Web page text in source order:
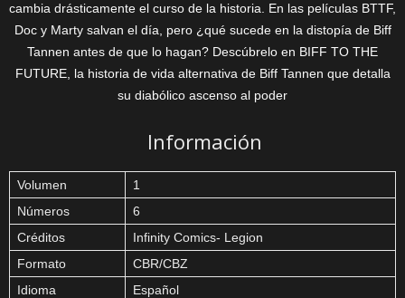
cambia drásticamente el curso de la historia. En las películas BTTF,
Doc y Marty salvan el día, pero ¿qué sucede en la distopía de Biff
Tannen antes de que lo hagan? Descúbrelo en BIFF TO THE
FUTURE, la historia de vida alternativa de Biff Tannen que detalla
su diabólico ascenso al poder
Información
Volumen
1
Números
6
Créditos
Infinity Comics- Legion
Formato
CBR/CBZ
Idioma
Español